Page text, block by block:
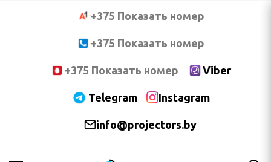
+375 Показать номер
+375 Показать номер
+375 Показать номер Viber
Telegram Instagram
info@projectors.by